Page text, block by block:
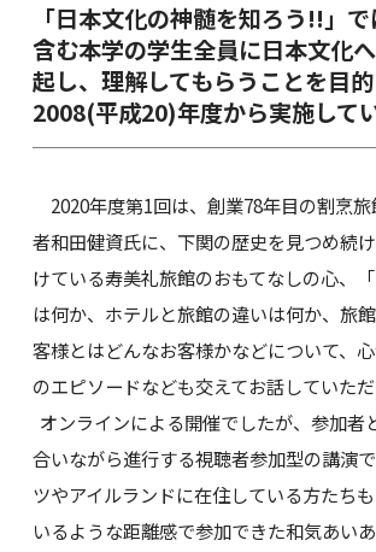
「日本文化の神髄を知ろう!!」
含む本学の学生全員に日本文化
起し、理解してもらうことを目的
2008(平成20)年度から実施してい
2020年度第1回は、創業78年目の割烹
者和田健資氏に、下関の歴史を見つめ続
けている寿美礼旅館のおもてなしの心、
は何か、ホテルと旅館の違いは何か、旅
客様とはどんなお客様かなどについて、
のエピソードなども交えてお話していただ
オンラインによる開催でしたが、参加者
合いながら進行する視聴者参加型の講演
ツやアイルランドに在住している方たち
いるような距離感で参加できた和気あい